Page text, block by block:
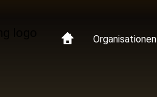
Organisationen